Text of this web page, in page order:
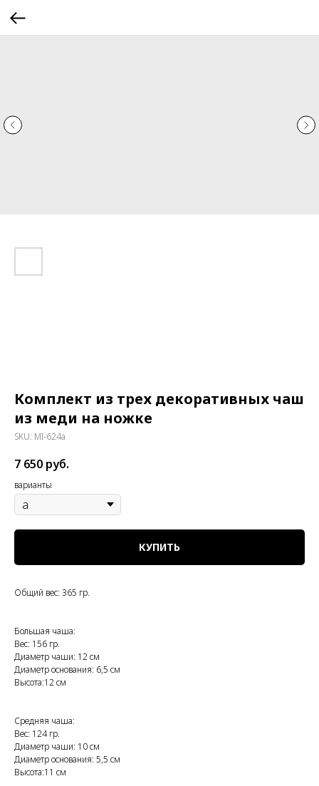
Комплект из трех декоративных чаш
из меди на ножке
SKU: MI-624a
7 650 руб.
варианты
КУПИТЬ
Общий вес: 365 гр.
Большая чаша:
Вес: 156 гр.
Диаметр чаши: 12 см
Диаметр основания: 6,5 см
Высота:12 см
Средняя чаша:
Вес: 124 гр.
Диаметр чаши: 10 см
Диаметр основания: 5,5 см
Высота:11 см